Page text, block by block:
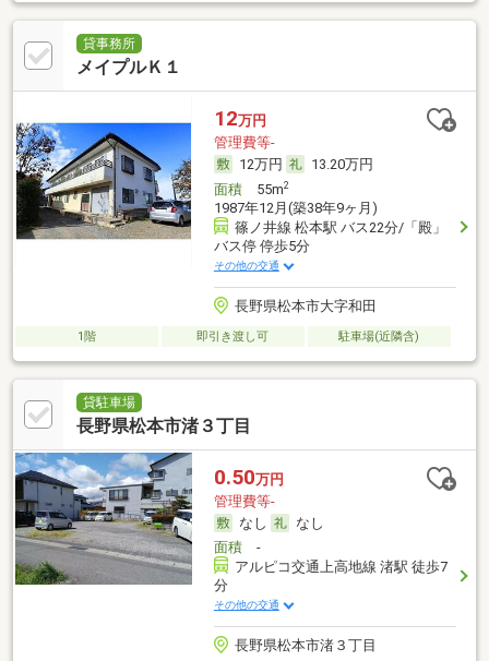
貸事務所
メイプルＫ１
12万円
管理費等-
12万円
13.20万円
面積55m2
1987年12月(築38年9ヶ月)
篠ノ井線 松本駅 バス22分/「殿」
バス停 停歩5分
その他の交通
長野県松本市大字和田
1階 即引き渡し可 駐車場(近隣含)
貸駐車場
長野県松本市渚３丁目
0.50万円
管理費等-
なし
なし
面積-
アルピコ交通上高地線 渚駅 徒歩7
分
その他の交通
長野県松本市渚３丁目